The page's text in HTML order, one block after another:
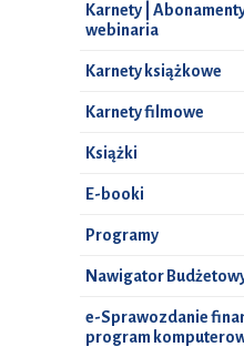
Karnety |
webinaria
Karnety książkowe
Karnety filmowe
Książki
E-booki
Programy
Nawigator
e-Sprawozdanie
program